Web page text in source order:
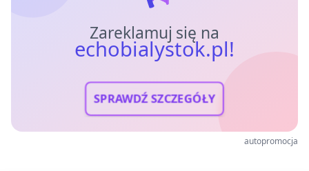
Zareklamuj się na
echobialystok.pl!
SPRAWDŹ SZCZEGÓŁY
autopromocja